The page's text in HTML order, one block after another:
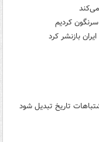
بازنشر کرد
تاریخ تبدیل شود